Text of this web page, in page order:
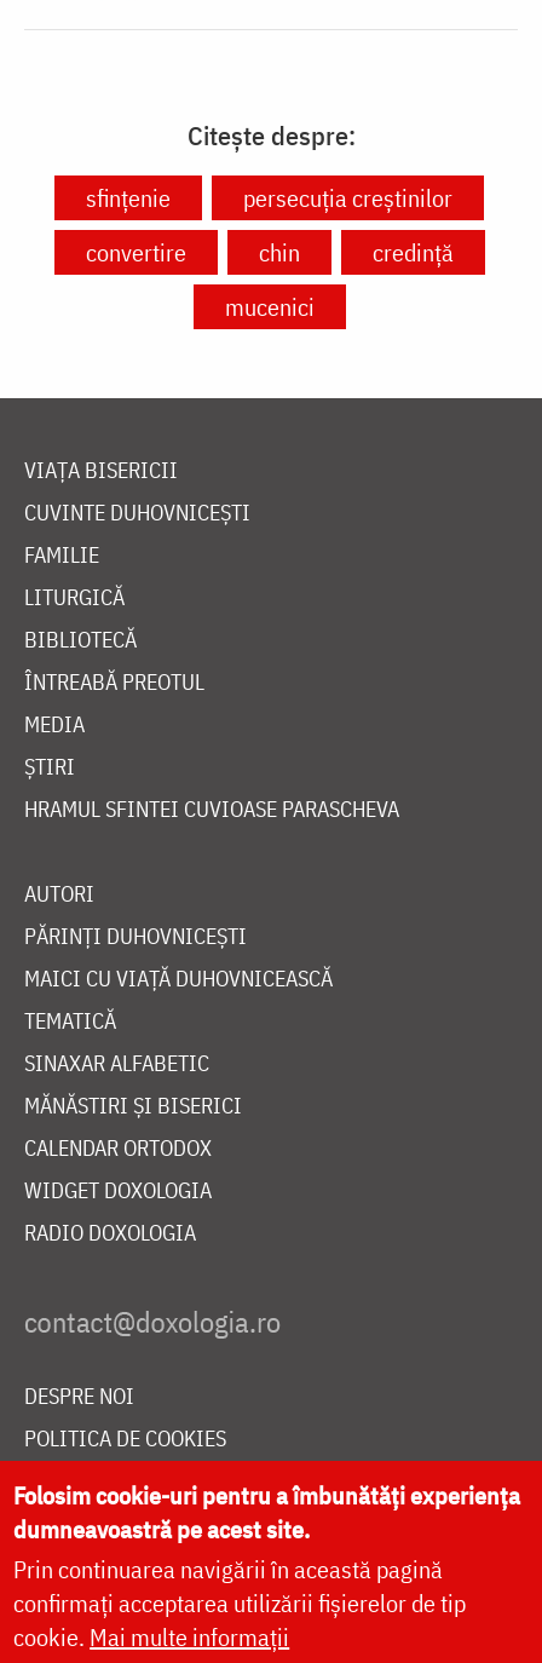
Citește despre:
sfințenie
persecuția creștinilor
convertire
chin
credință
mucenici
VIAȚA BISERICII
CUVINTE DUHOVNICEȘTI
FAMILIE
LITURGICĂ
BIBLIOTECĂ
ÎNTREABĂ PREOTUL
MEDIA
ȘTIRI
HRAMUL SFINTEI CUVIOASE PARASCHEVA
AUTORI
PĂRINȚI DUHOVNICEȘTI
MAICI CU VIAȚĂ DUHOVNICEASCĂ
TEMATICĂ
SINAXAR ALFABETIC
MĂNĂSTIRI ȘI BISERICI
CALENDAR ORTODOX
WIDGET DOXOLOGIA
RADIO DOXOLOGIA
DESPRE NOI
POLITICA DE COOKIES
DONEAZĂ ONLINE PENTRU CATEDRALA NAȚIONALĂ
LIVE
Folosim cookie-uri pentru a îmbunătăți experiența
dumneavoastră pe acest site.
Prin continuarea navigării în această pagină
confirmați acceptarea utilizării fișierelor de tip
cookie. Mai multe informații